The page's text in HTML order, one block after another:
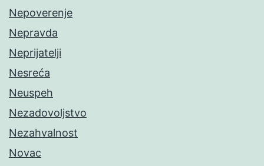
Nepoverenje
Nepravda
Neprijatelji
Nesreća
Neuspeh
Nezadovoljstvo
Nezahvalnost
Novac